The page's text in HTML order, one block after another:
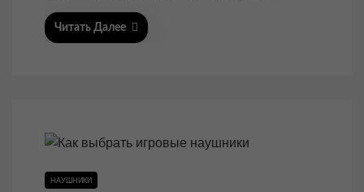
Читать Далее
НАУШНИКИ